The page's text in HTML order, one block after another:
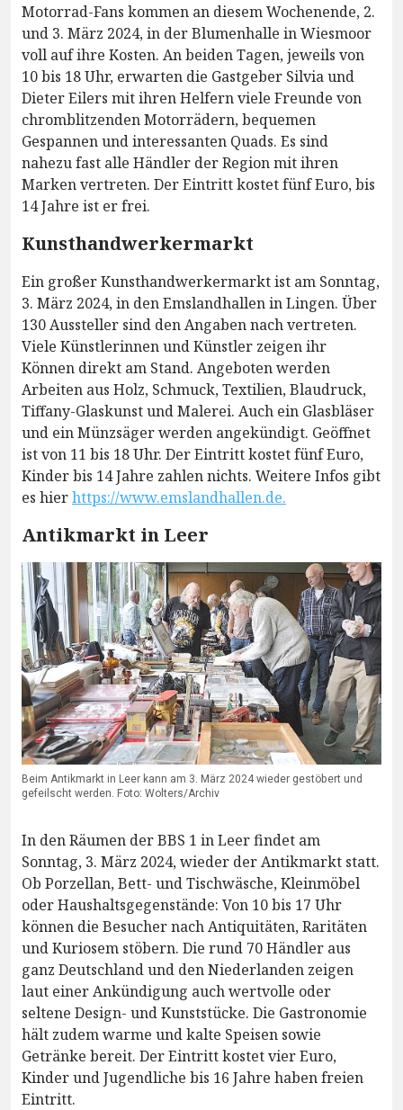
Motorrad-Fans kommen an diesem Wochenende, 2.
und 3. März 2024, in der Blumenhalle in Wiesmoor
voll auf ihre Kosten. An beiden Tagen, jeweils von
10 bis 18 Uhr, erwarten die Gastgeber Silvia und
Dieter Eilers mit ihren Helfern viele Freunde von
chromblitzenden Motorrädern, bequemen
Gespannen und interessanten Quads. Es sind
nahezu fast alle Händler der Region mit ihren
Marken vertreten. Der Eintritt kostet fünf Euro, bis
14 Jahre ist er frei.
Kunsthandwerkermarkt
Ein großer Kunsthandwerkermarkt ist am Sonntag,
3. März 2024, in den Emslandhallen in Lingen. Über
130 Aussteller sind den Angaben nach vertreten.
Viele Künstlerinnen und Künstler zeigen ihr
Können direkt am Stand. Angeboten werden
Arbeiten aus Holz, Schmuck, Textilien, Blaudruck,
Tiffany-Glaskunst und Malerei. Auch ein Glasbläser
und ein Münzsäger werden angekündigt. Geöffnet
ist von 11 bis 18 Uhr. Der Eintritt kostet fünf Euro,
Kinder bis 14 Jahre zahlen nichts. Weitere Infos gibt
es hierhttps://www.emslandhallen.de.
Antikmarkt in Leer
Beim Antikmarkt in Leer kann am 3. März 2024 wieder gestöbert und
gefeilscht werden. Foto: Wolters/Archiv
In den Räumen der BBS 1 in Leer findet am
Sonntag, 3. März 2024, wieder der Antikmarkt statt.
Ob Porzellan, Bett- und Tischwäsche, Kleinmöbel
oder Haushaltsgegenstände: Von 10 bis 17 Uhr
können die Besucher nach Antiquitäten, Raritäten
und Kuriosem stöbern. Die rund 70 Händler aus
ganz Deutschland und den Niederlanden zeigen
laut einer Ankündigung auch wertvolle oder
seltene Design- und Kunststücke. Die Gastronomie
hält zudem warme und kalte Speisen sowie
Getränke bereit. Der Eintritt kostet vier Euro,
Kinder und Jugendliche bis 16 Jahre haben freien
Eintritt.